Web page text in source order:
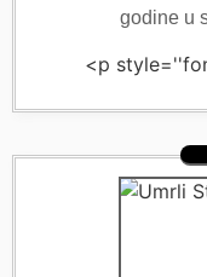
godine u
<p